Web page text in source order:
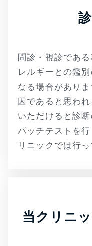
問診・視診であ
レルギーとの鑑
なる場合があり
因であると思わ
いただけると診断
パッチテストを
リニックでは行
当クリニ